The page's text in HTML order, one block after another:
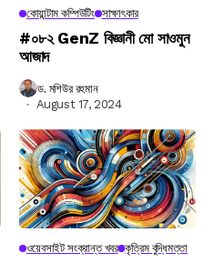
কোয়ান্টাম কম্পিউটিং সাক্ষাৎকার
#০৮২ GenZ বিজ্ঞানী মো সাওমুন
আজাদ
ড. মশিউর রহমান
August 17, 2024
ওয়েবসাইট সংক্রান্ত খবর কৃত্রিম বুদ্ধিমত্তা